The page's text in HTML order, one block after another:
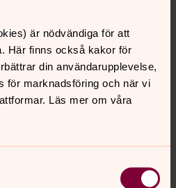
är nödvändiga för att
Här finns också kakor för
din användarupplevelse,
för marknadsföring och när vi
Läs mer om våra
läsa mer om våra